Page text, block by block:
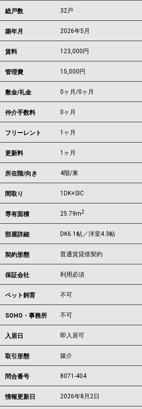
総戸数 32戸
築年月 2026年5月
賃料 123,000 円
管理費 15,000円
敷金/礼金 0ヶ月/0ヶ月
仲介手数料 0ヶ月
フリーレント 1ヶ月
更新料 1ヶ月
所在階/向き 4階/東
間取り 1DK+SIC
専有面積 25.79m2
部屋詳細 DK6.1帖／洋室4.3帖
契約形態 普通賃貸借契約
保証会社 利用必須
ペット飼育 不可
SOHO・事務所 不可
入居日 即入居可
取引形態 媒介
問合番号 8071-404
情報更新日 2026年8月2日